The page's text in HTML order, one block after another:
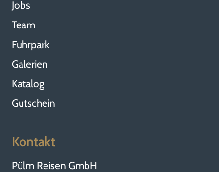
Jobs
Team
Fuhrpark
Galerien
Katalog
Gutschein
Kontakt
Pülm Reisen GmbH